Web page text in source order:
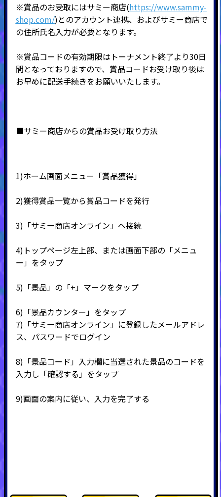
※賞品のお受取にはサミー商店(https://www.sammy-
shop.com/)とのアカウント連携、およびサミー商店で
の住所氏名入力が必要となります。
※賞品コードの有効期限はトーナメント終了より30日
間となっておりますので、賞品コードお受け取り後は
お早めに配送手続きをお願いいたします。
■サミー商店からの賞品お受け取り方法
1)ホーム画面メニュー「賞品獲得」
2)獲得賞品一覧から賞品コードを発行
3) 「サミー商店オンライン」へ接続
4) トップページ左上部、または画面下部の「メニュ
ー」をタップ
5) 「景品」の「+ 」マークをタップ
6) 「景品カウンター」をタップ
7) 「サミー商店オンライン」に登録したメールアドレ
ス、パスワードでログイン
8) 「景品コード」入力欄に当選された景品のコードを
入力し「確認する」をタップ
9)画面の案内に従い、入力を完了する